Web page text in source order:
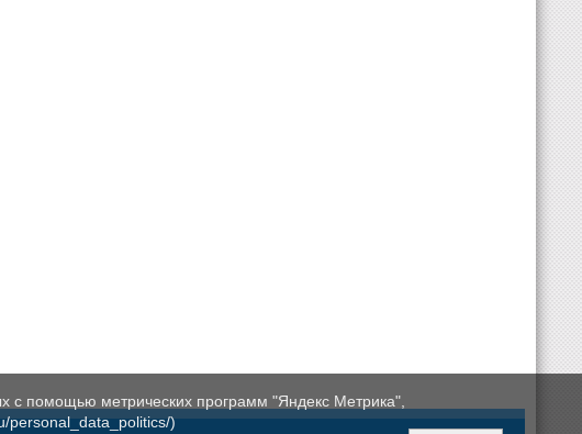
с помощью метрических программ "Яндекс Метрика",
personal_data_politics/)